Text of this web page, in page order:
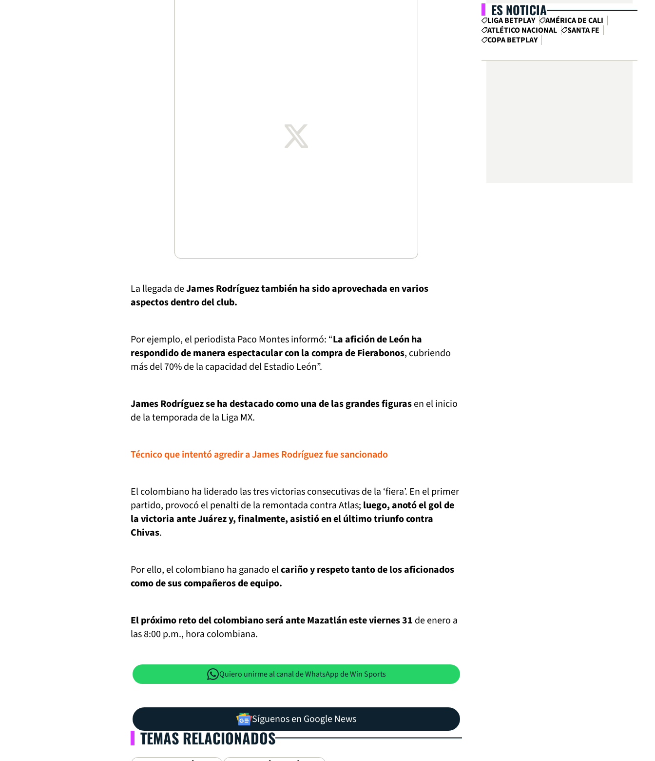
La llegada deJames Rodríguez también ha sido aprovechada en varios
aspectos dentro del club.
Por ejemplo, el periodista Paco Montes informó: “La afición de León ha
respondido de manera espectacular con la compra de Fierabonos, cubriendo
más del 70% de la capacidad del Estadio León”.
James Rodríguez se ha destacado como una de las grandes figurasen el inicio
de la temporada de la Liga MX.
Técnico que intentó agredir a James Rodríguez fue sancionado
El colombiano ha liderado las tres victorias consecutivas de la ‘fiera’. En el primer
partido, provocó el penalti de la remontada contra Atlas; luego, anotó el gol de
la victoria ante Juárez y, finalmente, asistió en el último triunfo contra
Chivas.
Por ello, el colombiano ha ganado elcariño y respeto tanto de los aficionados
como de sus compañeros de equipo.
El próximo reto del colombiano será ante Mazatlán este viernes 31 de enero a
las 8:00 p.m., hora colombiana.
Quiero unirme al canal de WhatsApp de Win Sports
Síguenos en Google News
TEMAS RELACIONADOS
ES NOTICIA
LIGA BETPLAY
AMÉRICA DE CALI
ATLÉTICO NACIONAL
SANTA FE
COPA BETPLAY